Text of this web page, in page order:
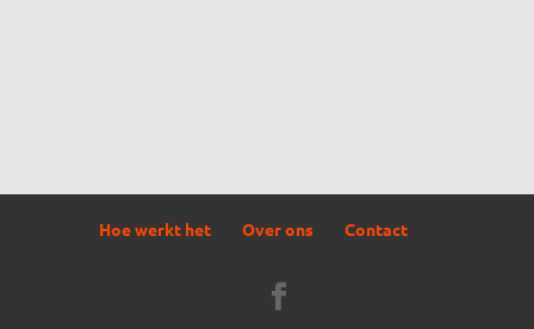
Hoe werkt het Over ons Contact